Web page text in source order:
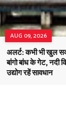
AUG 09, 2026
अलर्ट: कभी भी खुल
बांगो बांध के गेट, नदी
उद्योग रहें सावधान